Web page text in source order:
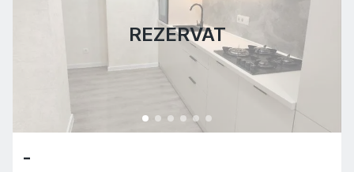
REZERVAT
-